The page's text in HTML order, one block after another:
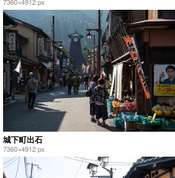
7360×4912 px
城下町出石
7360×4912 px